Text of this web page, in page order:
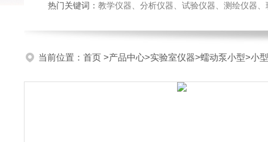
热门关键词： 教学仪器、分析仪器、试验仪器、测绘仪器、玻璃仪
当前位置： 首页 >产品中心>实验室仪器>蠕动泵小型>小